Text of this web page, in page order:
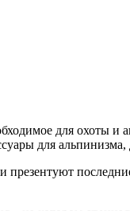
для охоты и
для альпинизма,